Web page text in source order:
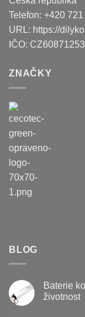
Telefon: +420
URL: https://
IČO: CZ60871253
ZNAČKY
BLOG
Baterie
životnost